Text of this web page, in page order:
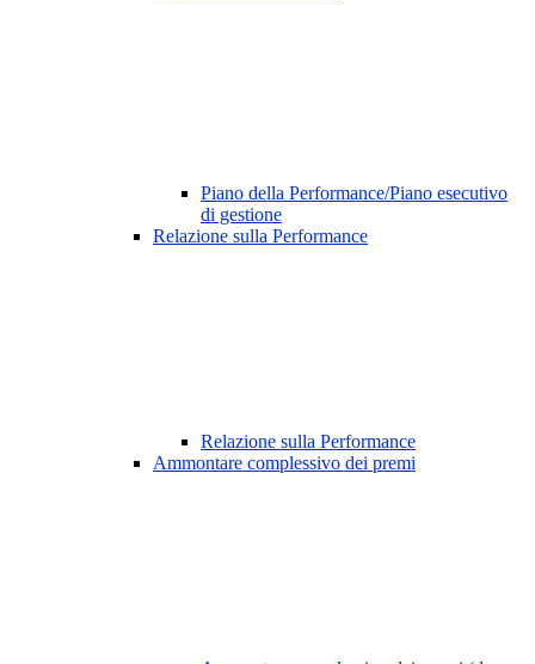
Piano della Performance/Piano esecutivo
di gestione
Relazione sulla Performance
Relazione sulla Performance
Ammontare complessivo dei premi